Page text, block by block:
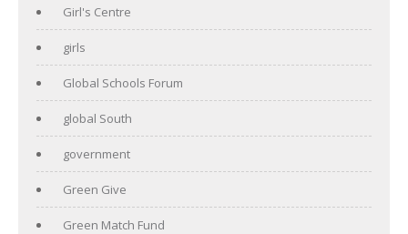
Girl's Centre
girls
Global Schools Forum
global South
government
Green Give
Green Match Fund